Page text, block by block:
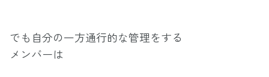
でも自分の一方通行的な管理をする
メンバーは